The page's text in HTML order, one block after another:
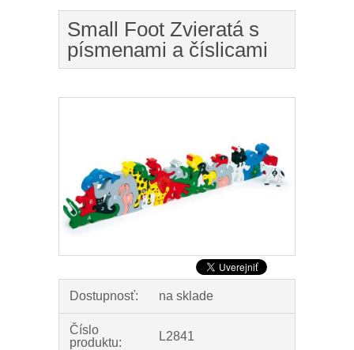
Small Foot Zvieratá s
písmenami a číslicami
Dostupnosť: na sklade
Číslo
produktu:
L2841